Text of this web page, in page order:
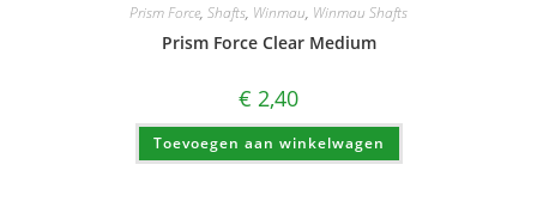
Prism Force, Shafts, Winmau, Winmau Shafts
Prism Force Clear Medium
€ 2,40
Toevoegen aan winkelwagen